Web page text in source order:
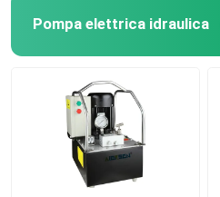
Pompa elettrica idraulica